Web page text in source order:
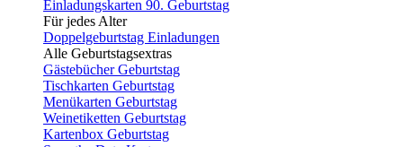
Einladungskarten 90. Geburtstag
Für jedes Alter
Doppelgeburtstag Einladungen
Alle Geburtstagsextras
Gästebücher Geburtstag
Tischkarten Geburtstag
Menükarten Geburtstag
Weinetiketten Geburtstag
Kartenbox Geburtstag